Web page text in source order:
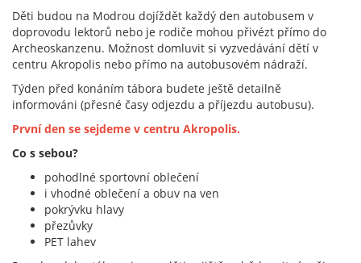
Děti budou na Modrou dojíždět každý den autobusem v
doprovodu lektorů nebo je rodiče mohou přivézt přímo do
Archeoskanzenu. Možnost domluvit si vyzvedávání dětí v
centru Akropolis nebo přímo na autobusovém nádraží.
Týden před konáním tábora budete ještě detailně
informováni (přesné časy odjezdu a příjezdu autobusu).
První den se sejdeme v centru Akropolis.
Co s sebou?
pohodlné sportovní oblečení
i vhodné oblečení a obuv na ven
pokrývku hlavy
přezůvky
PET lahev